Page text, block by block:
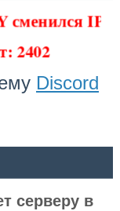
сменился IP
2402
Discord
серверу в